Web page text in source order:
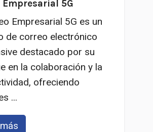
Empresarial 5G
Empresarial 5G es un
de correo electrónico
destacado por su
en la colaboración y la
ofreciendo
...